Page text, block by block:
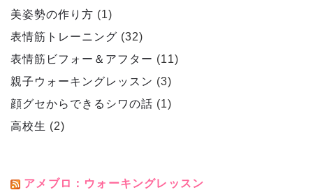
美姿勢の作り方 (1)
表情筋トレーニング (32)
表情筋ビフォー＆アフター (11)
親子ウォーキングレッスン (3)
顔グセからできるシワの話 (1)
高校生 (2)
アメブロ：ウォーキングレッスン